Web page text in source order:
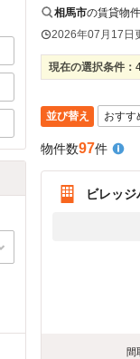
相馬市の賃貸物
2026年07月17日
現在の選択条件：
並び替え
物件数97件
ビレッ
間